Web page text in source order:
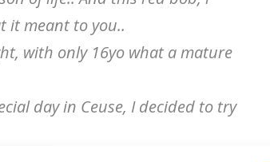
it meant to you..
with only 16yo what a mature
day in Ceuse, I decided to try